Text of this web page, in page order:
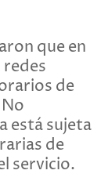
que en
redes
de
está sujeta
de
servicio.